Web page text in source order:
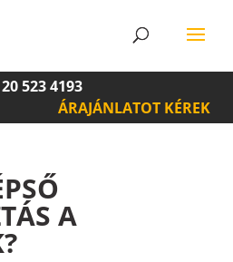
20 523 4193
ÁRAJÁNLATOT KÉREK
A